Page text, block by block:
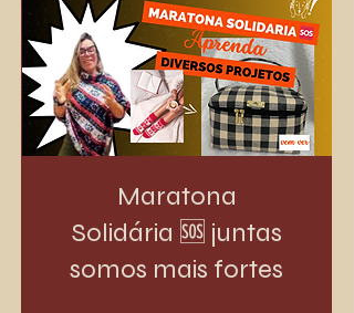
Maratona
Solidária 🆘 juntas
somos mais fortes